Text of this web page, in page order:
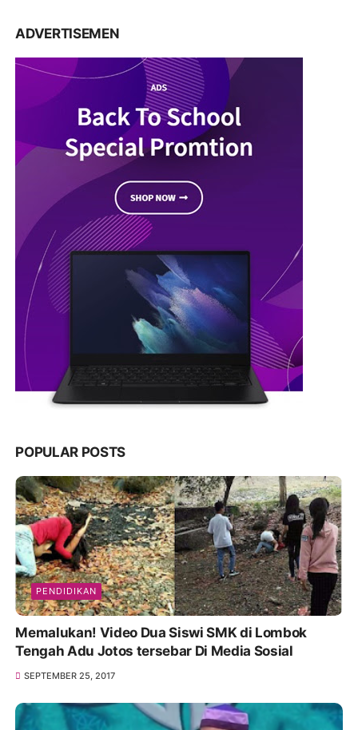
ADVERTISEMEN
POPULAR POSTS
PENDIDIKAN
Memalukan! Video Dua Siswi SMK di Lombok
Tengah Adu Jotos tersebar Di Media Sosial
SEPTEMBER 25, 2017